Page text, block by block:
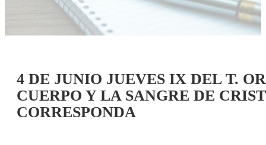
4 DE JUNIO JUEVES IX DEL T.
CUERPO Y LA SANGRE DE
CORRESPONDA